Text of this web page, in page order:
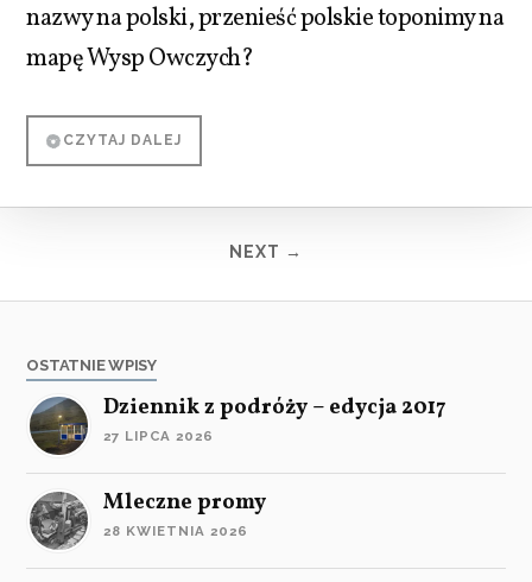
nazwy na polski, przenieść polskie toponimy na
mapę Wysp Owczych?
CZYTAJ DALEJ
NEXT →
OSTATNIE WPISY
Dziennik z podróży – edycja 2017
27 LIPCA 2026
Mleczne promy
28 KWIETNIA 2026